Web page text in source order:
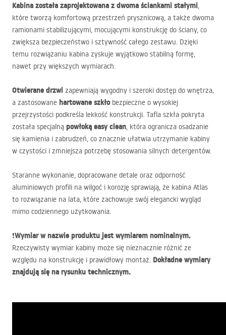
Kabina została zaprojektowana z dwoma ściankami stałymi,
które tworzą komfortową przestrzeń prysznicową, a także dwoma
ramionami stabilizującymi, mocującymi konstrukcję do ściany, co
zwiększa bezpieczeństwo i sztywność całego zestawu. Dzięki
temu rozwiązaniu kabina zyskuje wyjątkowo stabilną formę,
nawet przy większych wymiarach.
Otwierane drzwi zapewniają wygodny i szeroki dostęp do wnętrza,
a zastosowane hartowane szkłobezpieczne o wysokiej
przejrzystości podkreśla lekkość konstrukcji. Tafla szkła pokryta
została specjalną powłoką easy clean, która ogranicza osadzanie
się kamienia i zabrudzeń, co znacznie ułatwia utrzymanie kabiny
w czystości i zmniejsza potrzebę stosowania silnych detergentów.
Staranne wykonanie, dopracowane detale oraz odporność
aluminiowych profili na wilgoć i korozję sprawiają, że kabina Atlas
to rozwiązanie na lata, które zachowuje swój elegancki wygląd
mimo codziennego użytkowania.
❗Wymiar w nazwie produktu jest wymiarem nominalnym.
Rzeczywisty wymiar kabiny może się nieznacznie różnić ze
względu na konstrukcję i prawidłowy montaż. Dokładne wymiary
znajdują się na rysunku technicznym.